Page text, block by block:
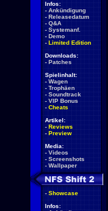
Infos:
- Ankündigung
- Releasedatum
- Q&A
- Systemanf.
- Demo
- Limited Edition
Downloads:
- Patches
Spielinhalt:
- Wagen
- Trophäen
- Soundtrack
- VIP Bonus
- Cheats
Artikel:
- Reviews
- Preview
Media:
- Videos
- Screenshots
- Wallpaper
- Showcase
Infos: